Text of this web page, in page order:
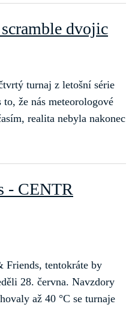
dvojic
turnaj z letošní série
že nás meteorologové
realita nebyla nakonec
- CENTR
Friends, tentokráte by
28. června. Navzdory
až 40 °C se turnaje